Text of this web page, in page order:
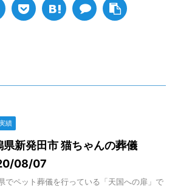
績
県新発田市 猫ちゃんの葬儀
08/07
でペット葬儀を行っている「天国への扉」で